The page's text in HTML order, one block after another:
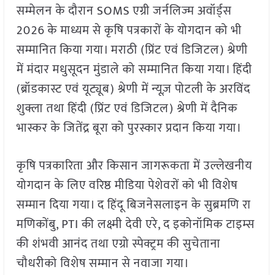
सम्मेलन के दौरान SOMS एग्री जर्नलिज्म अवॉर्ड्स
2026 के माध्यम से कृषि पत्रकारों के योगदान को भी
सम्मानित किया गया। मराठी (प्रिंट एवं डिजिटल) श्रेणी
में मंदार मधुसूदन मुंडाले को सम्मानित किया गया। हिंदी
(ब्रॉडकास्ट एवं यूट्यूब) श्रेणी में न्यूज़ पोटली के अरविंद
शुक्ला तथा हिंदी (प्रिंट एवं डिजिटल) श्रेणी में दैनिक
भास्कर के जितेंद्र बूरा को पुरस्कार प्रदान किया गया।
कृषि पत्रकारिता और किसान जागरूकता में उल्लेखनीय
योगदान के लिए वरिष्ठ मीडिया पेशेवरों को भी विशेष
सम्मान दिया गया। द हिंदू बिजनेसलाइन के सुब्रमणि रा
मणिकोंबु, PTI की लक्ष्मी देवी एरे, द इकोनॉमिक टाइम्स
की शंभवी आनंद तथा एग्रो स्पेक्ट्रम की सुचेताना
चौधरीको विशेष सम्मान से नवाजा गया।